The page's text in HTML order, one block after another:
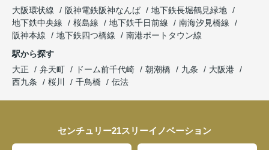
大阪環状線
阪神電鉄阪神なんば
地下鉄長堀鶴見緑地
地下鉄中央線
桜島線 地下鉄千日前線
南海汐見橋線
阪神本線
地下鉄四つ橋線
南港ポートタウン線
駅から探す
大正
弁天町 ドーム前千代崎 朝潮橋 九条
大阪港
西九条
桜川 千鳥橋 伝法
センチュリー21スリーイノベーション